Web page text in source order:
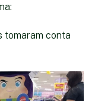
tomaram conta